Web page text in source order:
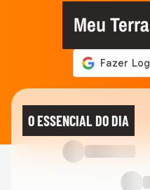
Meu Terra
O ESSENCIAL DO DIA